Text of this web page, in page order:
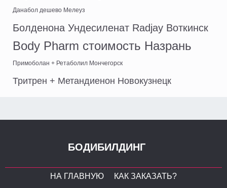
Данабол дешево Мелеуз
Болденона Ундесиленат Radjay Воткинск
Body Pharm стоимость Назрань
Примоболан + Ретаболил Мончегорск
Тритрен + Метандиенон Новокузнецк
БОДИБИЛДИНГ
НА ГЛАВНУЮ
КАК ЗАКАЗАТЬ?